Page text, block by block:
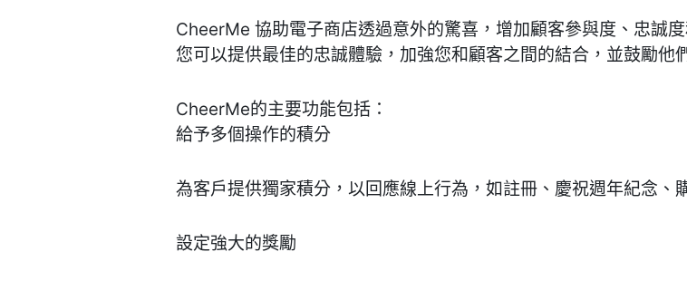
CheerMe 協助電子商店透過意外的驚喜，增加顧客參與度、忠誠
您可以提供最佳的忠誠體驗，加強您和顧客之間的結合，並鼓勵他
CheerMe的主要功能包括：
給予多個操作的積分
為客戶提供獨家積分，以回應線上行為，如註冊、慶祝週年紀念、
設定強大的獎勵